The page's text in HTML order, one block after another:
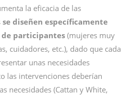
la eficacia de las
se diseñen específicamente
de participantes (mujeres muy
cuidadores, etc.), dado que cada
unas necesidades
las intervenciones deberían
necesidades (Cattan y White,